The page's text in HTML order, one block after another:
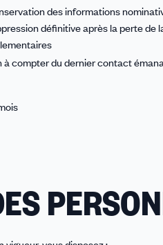
des informations
définitive après la perte de
à compter du dernier contact